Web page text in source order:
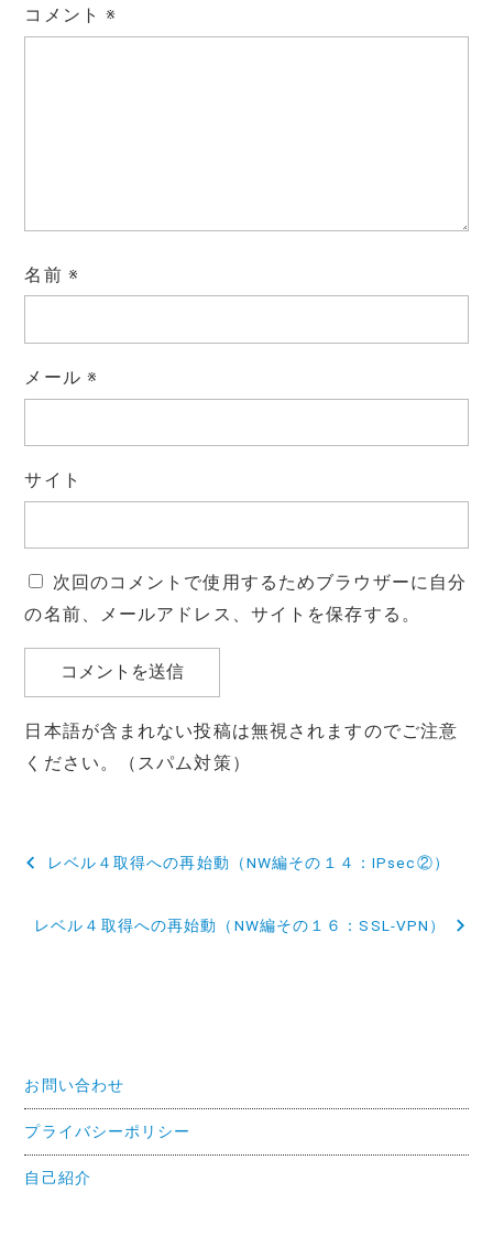
コメント※
名前 ※
メール ※
サイト
次回のコメントで使用するためブラウザーに自分
の名前、メールアドレス、サイトを保存する。
日本語が含まれない投稿は無視されますのでご注意
ください。（スパム対策）
投
ナ
シ
ョ
ン
レベル４取得への再始動（NW編その１４：IPsec②）
レベル４取得への再始動（NW編その１６：SSL-VPN）
お問い合わせ
プライバシーポリシー
自己紹介